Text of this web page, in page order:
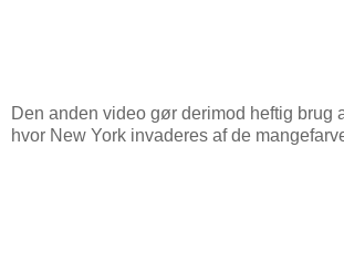
Den anden video gør derimod heftig brug
hvor New York invaderes af de